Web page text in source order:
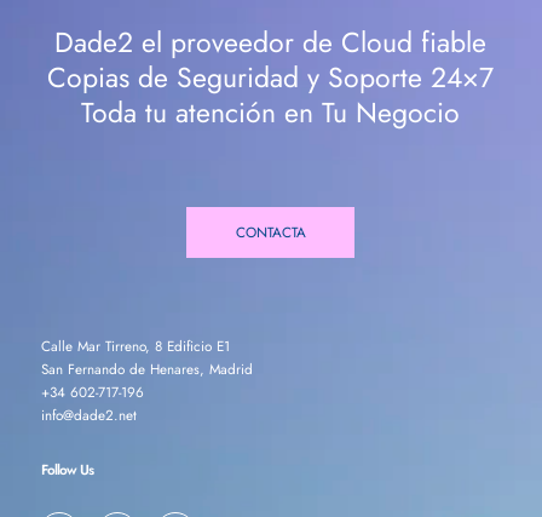
Dade2 el proveedor de Cloud fiable
Copias de Seguridad y Soporte 24×7
Toda tu atención en Tu Negocio
CONTACTA
Calle Mar Tirreno, 8 Edificio E1
San Fernando de Henares, Madrid
+34 602-717-196
info@dade2.net
Follow Us